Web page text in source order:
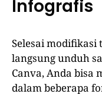
Infografis
Selesai modifikasi
langsung unduh
Canva, Anda bisa
dalam beberapa